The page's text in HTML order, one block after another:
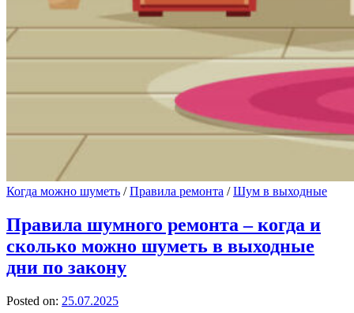
Когда можно шуметь /Правила ремонта /Шум в выходные
Правила шумного ремонта – когда и
сколько можно шуметь в выходные
дни по закону
Posted on: 25.07.2025